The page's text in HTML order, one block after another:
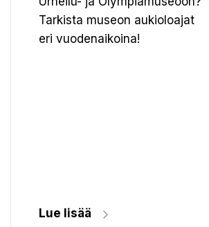
Tarkista museon aukioloajat
eri vuodenaikoina!
Lue lisää